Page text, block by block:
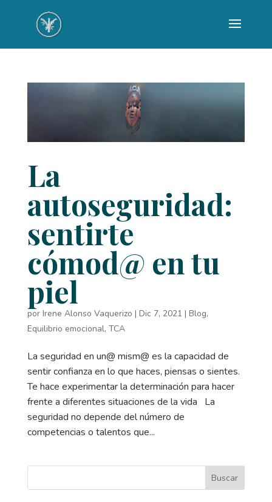
La
autoseguridad:
sentirte
cómod@ en tu
piel
por Irene Alonso Vaquerizo | Dic 7, 2021 | Blog,
Equilibrio emocional, TCA
La seguridad en un@ mism@ es la capacidad de
sentir confianza en lo que haces, piensas o sientes.
Te hace experimentar la determinación para hacer
frente a diferentes situaciones de la vida La
seguridad no depende del número de
competencias o talentos que...
Buscar